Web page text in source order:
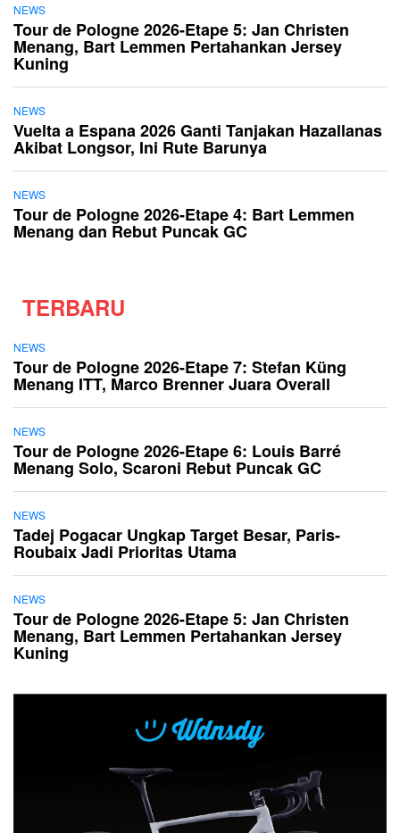
NEWS
Tour de Pologne 2026-Etape 5: Jan Christen
Menang, Bart Lemmen Pertahankan Jersey
Kuning
NEWS
Vuelta a Espana 2026 Ganti Tanjakan Hazallanas
Akibat Longsor, Ini Rute Barunya
NEWS
Tour de Pologne 2026-Etape 4: Bart Lemmen
Menang dan Rebut Puncak GC
TERBARU
NEWS
Tour de Pologne 2026-Etape 7: Stefan Küng
Menang ITT, Marco Brenner Juara Overall
NEWS
Tour de Pologne 2026-Etape 6: Louis Barré
Menang Solo, Scaroni Rebut Puncak GC
NEWS
Tadej Pogacar Ungkap Target Besar, Paris-
Roubaix Jadi Prioritas Utama
NEWS
Tour de Pologne 2026-Etape 5: Jan Christen
Menang, Bart Lemmen Pertahankan Jersey
Kuning